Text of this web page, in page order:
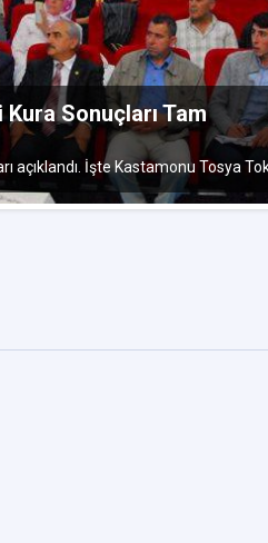
Sonuçları Tam
açıklandı. İşte Kastamonu Tosya